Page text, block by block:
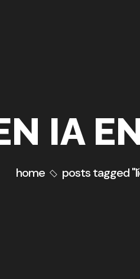
IA
home posts tagged